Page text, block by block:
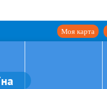
Моя карта